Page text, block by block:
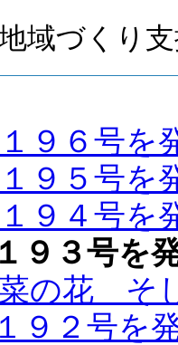
域づくり
９６号を
９５号を
９４号を
９３号を
の花 そ
９２号を